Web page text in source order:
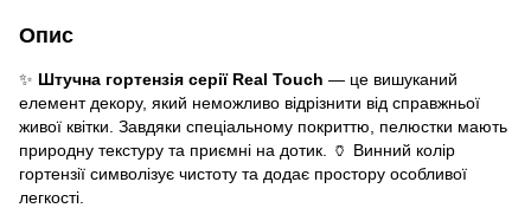
Опис
✨ Штучна гортензія серії Real Touch — це вишуканий
елемент декору, який неможливо відрізнити від справжньої
живої квітки. Завдяки спеціальному покриттю, пелюстки мають
природну текстуру та приємні на дотик. 🏺 Винний колір
гортензії символізує чистоту та додає простору особливої
легкості.